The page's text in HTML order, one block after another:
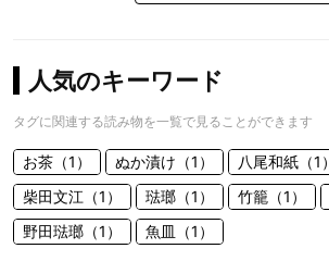
人気のキーワード
タグに関連する読み物を一覧で見ることができます
お茶（1） ぬか漬け（1） 八尾和紙（1）
柴田文江（1）
琺瑯（1） 竹籠（1）
野田琺瑯（1）
魚皿（1）